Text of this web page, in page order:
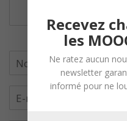
Recevez
les
Ne ratez aucun
newsletter
informé pour ne